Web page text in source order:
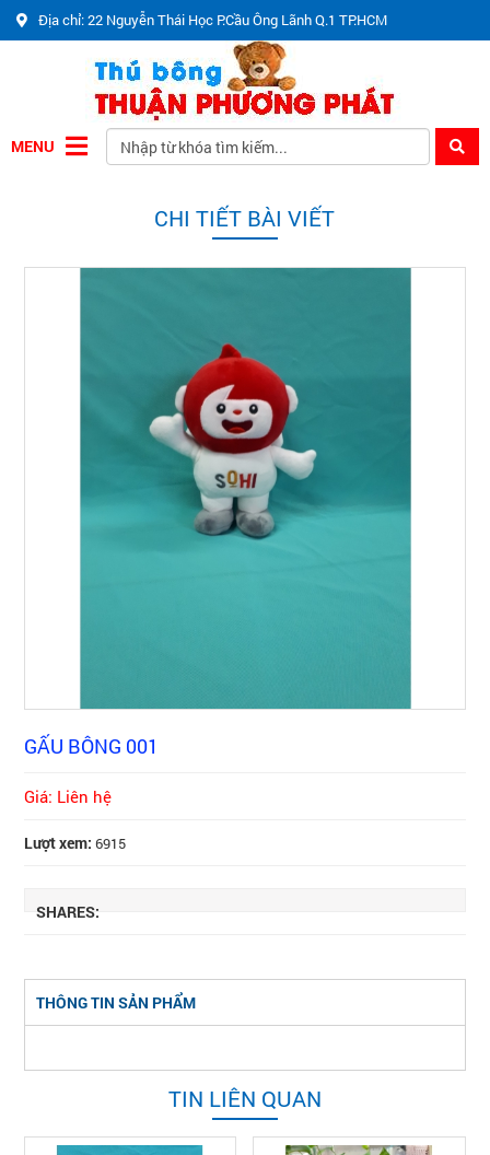
Địa chỉ: 22 Nguyễn Thái Học P.Cầu Ông Lãnh Q.1 TP.HCM
MENU
CHI TIẾT BÀI VIẾT
GẤU BÔNG 001
Giá: Liên hệ
Lượt xem: 6915
SHARES:
THÔNG TIN SẢN PHẨM
TIN LIÊN QUAN